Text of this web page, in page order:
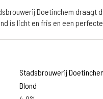
Doetinchem draagt
is licht en fris en een
Stadsbrouwerij
Blond